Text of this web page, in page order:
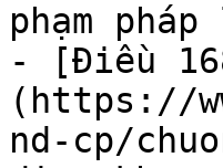
phạm
- [Điều
(https://
nd-cp/